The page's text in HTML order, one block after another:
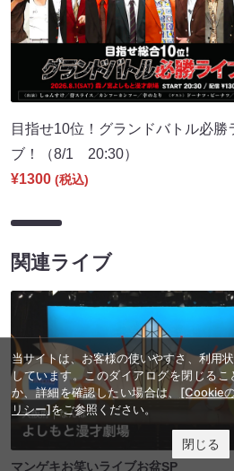
目指せ10位！グランドバトル必勝
ブ！（8/1 20:30）
¥1300 (税込)
関連ライブ
マンゲキお笑いライブお盆SP
当サイトは、お客様の使いやすさ、利用
しています。このダイアログを閉じる
か、詳細を確認したい場合は、 [Cookie
リシー]をご参照ください。
閉じる